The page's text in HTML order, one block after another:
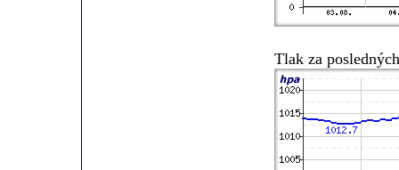
Tlak za